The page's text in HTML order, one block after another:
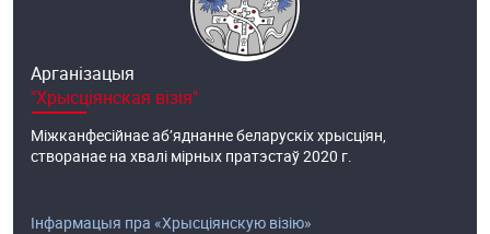
Арганізацыя
"Хрысціянская візія"
Міжканфесійнае аб’яднанне беларускіх хрысціян,
створанае на хвалі мірных пратэстаў 2020 г.
Інфармацыя пра «Хрысціянскую візію»